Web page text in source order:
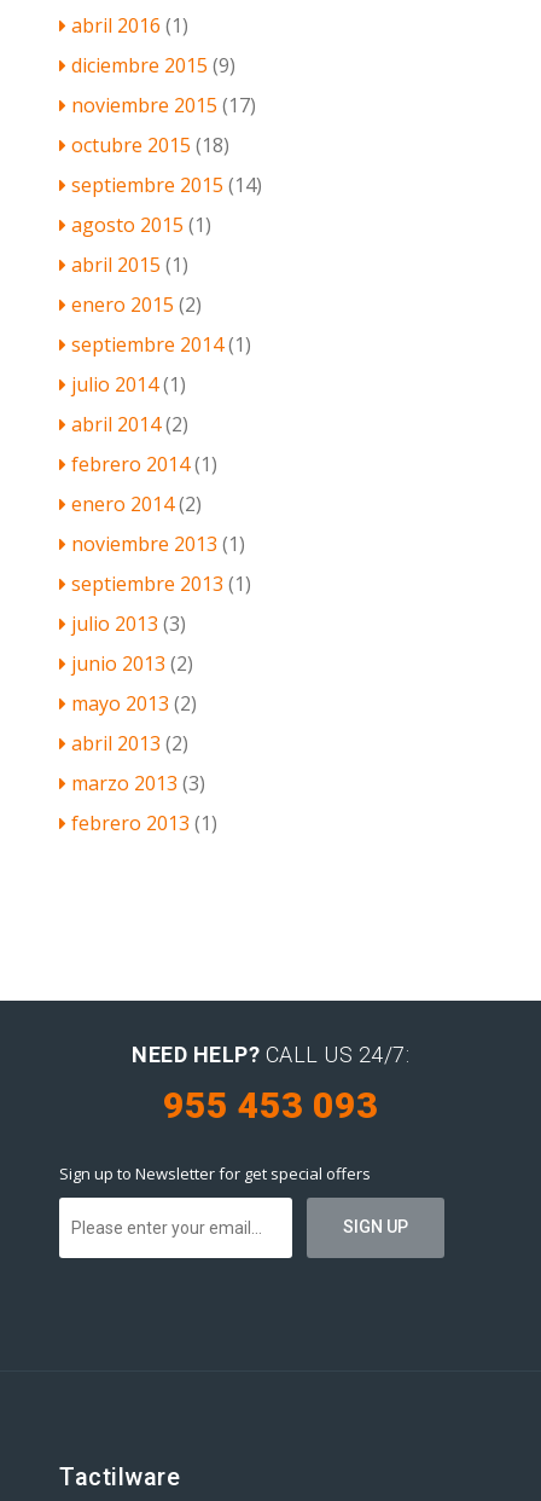
abril 2016 (1)
diciembre 2015 (9)
noviembre 2015 (17)
octubre 2015 (18)
septiembre 2015 (14)
agosto 2015 (1)
abril 2015 (1)
enero 2015 (2)
septiembre 2014(1)
julio 2014(1)
abril 2014(2)
febrero 2014(1)
enero 2014(2)
noviembre 2013 (1)
septiembre 2013 (1)
julio 2013 (3)
junio 2013 (2)
mayo 2013 (2)
abril 2013 (2)
marzo 2013 (3)
febrero 2013 (1)
NEED HELP? CALL US 24/7:
955 453 093
Sign up to Newsletter for get special offers
Tactilware